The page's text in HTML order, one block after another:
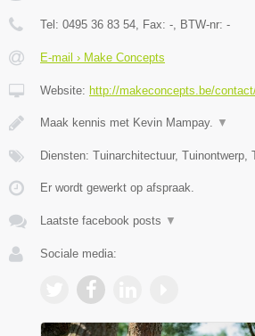
Tel: 0495 36 83 54 , Fax: - , BTW-nr: -
E-mail › Make Concepts
Website: http://makeconcepts.be/
Maak kennis met Kevin Mampay. ▼
Diensten: Tuinarchitectuur, Tuinontwerp,
Er wordt gewerkt op afspraak.
Laatste facebook posts ▼
Sociale media: